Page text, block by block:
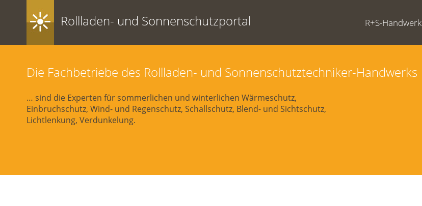
Rollladen- und Sonnenschutzportal R+S-Handwerk
Die Fachbetriebe des Rollladen- und Sonnenschutztechniker-Handwerks
… sind die Experten für sommerlichen und winterlichen Wärmeschutz,
Einbruchschutz, Wind- und Regenschutz, Schallschutz, Blend- und Sichtschutz,
Lichtlenkung, Verdunkelung.